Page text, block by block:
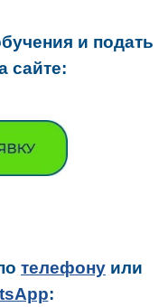
и подать
сайте:
телефону или
: